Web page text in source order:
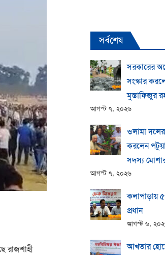
রাজশাহী
সর্বশেষ
সরকারের
সংস্কার
মুস্তাফিজুর
আগস্ট ৭, ২০২৬
ওলামা
করলেন
সদস্য
আগস্ট ৭, ২০২৬
কলাপাড়ায়
প্রধান
আগস্ট ৬,
আখতার